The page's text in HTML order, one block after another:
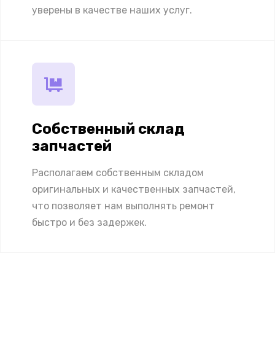
уверены в качестве наших услуг.
Собственный склад
запчастей
Располагаем собственным складом
оригинальных и качественных запчастей,
что позволяет нам выполнять ремонт
быстро и без задержек.